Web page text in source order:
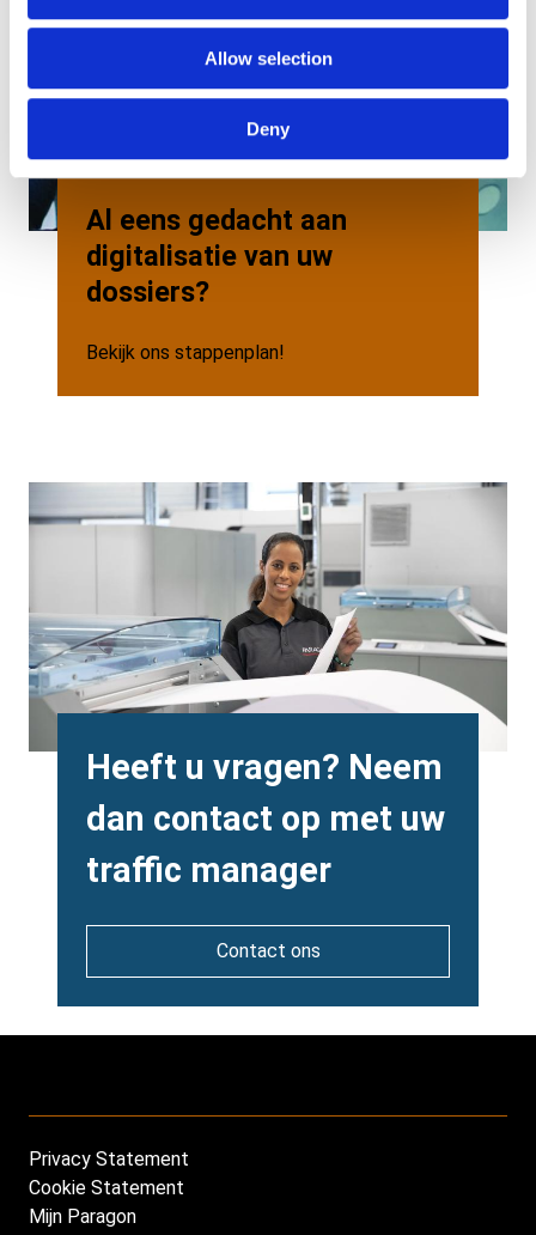
Allow selection
Deny
Al eens gedacht aan
digitalisatie van uw
dossiers?
Bekijk ons stappenplan!
Image
Heading
Heeft u vragen? Neem
dan contact op met uw
traffic manager
Contact ons
Footer
NL
Privacy Statement
Cookie Statement
Mijn Paragon